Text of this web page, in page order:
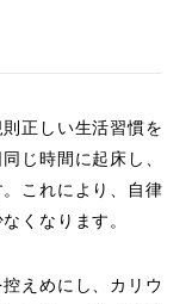
正しい生活習慣を
じ時間に起床し、
これにより、自律
くなります。
えめにし、カリウ